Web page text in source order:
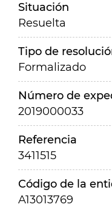
Situación
Resuelta
Tipo de
Formalizado
Número de
2019000033
Referencia
3411515
Código de la
A13013769